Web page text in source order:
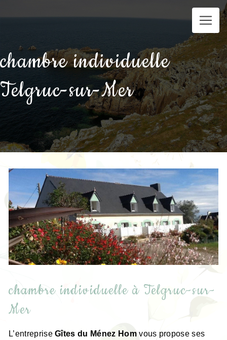
chambre individuelle
Telgruc-sur-Mer
chambre individuelle à Telgruc-sur-
Mer
L’entrepriseGîtes du Ménez Homvous propose ses